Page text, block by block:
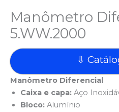
Manômetro
5.WW.2000
⇩
Manômetro Diferencial
Caixa e capa: Aço
Bloco: Alumínio